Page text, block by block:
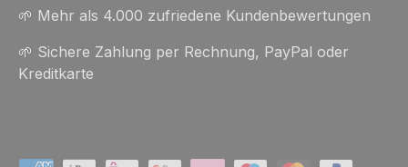
🌱 Mehr als 4.000 zufriedene Kundenbewertungen
🌱 Sichere Zahlung per Rechnung, PayPal oder
Kreditkarte